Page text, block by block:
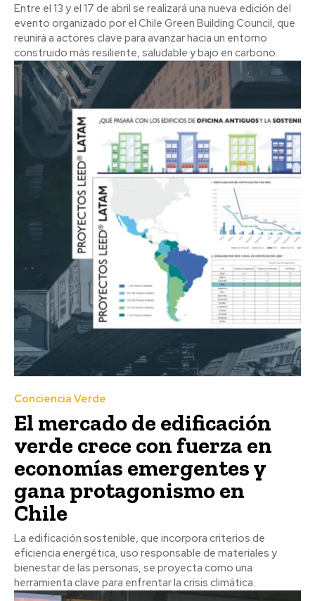
Entre el 13 y el 17 de abril se realizará una nueva edición del
evento organizado por el Chile Green Building Council, que
reunirá a actores clave para avanzar hacia un entorno
construido más resiliente, saludable y bajo en carbono.
Conciencia Verde
El mercado de edificación
verde crece con fuerza en
economías emergentes y
gana protagonismo en
Chile
La edificación sostenible, que incorpora criterios de
eficiencia energética, uso responsable de materiales y
bienestar de las personas, se proyecta como una
herramienta clave para enfrentar la crisis climática.